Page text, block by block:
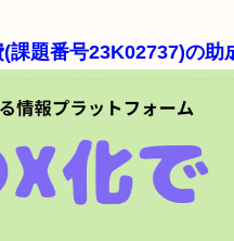
の助成を受けた研